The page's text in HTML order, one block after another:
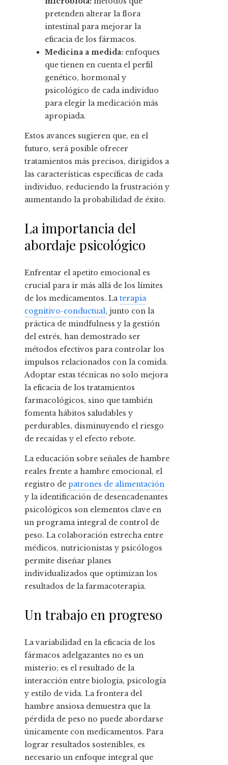
pretenden alterar la flora
intestinal para mejorar la
eficacia de los fármacos.
Medicina a medida: enfoques
que tienen en cuenta el perfil
genético, hormonal y
psicológico de cada individuo
para elegir la medicación más
apropiada.
Estos avances sugieren que, en el
futuro, será posible ofrecer
tratamientos más precisos, dirigidos a
las características específicas de cada
individuo, reduciendo la frustración y
aumentando la probabilidad de éxito.
La importancia del
abordaje psicológico
Enfrentar el apetito emocional es
crucial para ir más allá de los límites
de los medicamentos. Laterapia
cognitivo-conductual, junto con la
práctica de mindfulness y la gestión
del estrés, han demostrado ser
métodos efectivos para controlar los
impulsos relacionados con la comida.
Adoptar estas técnicas no solo mejora
la eficacia de los tratamientos
farmacológicos, sino que también
fomenta hábitos saludables y
perdurables, disminuyendo el riesgo
de recaídas y el efecto rebote.
La educación sobre señales de hambre
reales frente a hambre emocional, el
registro de patrones de alimentación
y la identificación de desencadenantes
psicológicos son elementos clave en
un programa integral de control de
peso. La colaboración estrecha entre
médicos, nutricionistas y psicólogos
permite diseñar planes
individualizados que optimizan los
resultados de la farmacoterapia.
Un trabajo en progreso
La variabilidad en la eficacia de los
fármacos adelgazantes no es un
misterio; es el resultado de la
interacción entre biología, psicología
y estilo de vida. La frontera del
hambre ansiosa demuestra que la
pérdida de peso no puede abordarse
únicamente con medicamentos. Para
lograr resultados sostenibles, es
necesario un enfoque integral que